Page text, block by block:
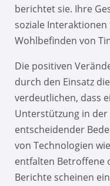
berichtet sie. Ihre
soziale
Wohlbefinden von
Die positiven
durch den Einsatz
verdeutlichen, dass
Unterstützung in
entscheidender
von Technologien
entfalten Betroffene
Berichte scheinen